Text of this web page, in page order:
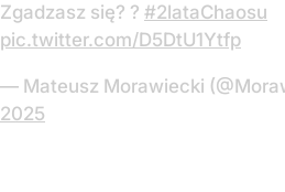
Zgadzasz się? ? #2lataChaosu
pic.twitter.com/D5DtU1Ytfp
— Mateusz Morawiecki
2025